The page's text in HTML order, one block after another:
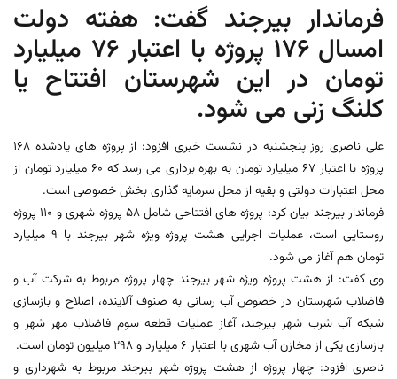
فرماندار بیرجند گفت: هفته دولت
امسال 176 پروژه با اعتبار 76 میلیارد
تومان در این شهرستان افتتاح یا
کلنگ زنی می شود.
علی ناصری روز پنجشنبه در نشست خبری افزود: از پروژه های یادشده 168
پروژه با اعتبار 67 میلیارد تومان به بهره برداری می رسد که 60 میلیارد تومان از
محل اعتبارات دولتی و بقیه از محل سرمایه گذاری بخش خصوصی است.
فرماندار بیرجند بیان کرد: پروژه های افتتاحی شامل 58 پروژه شهری و 110 پروژه
روستایی است، عملیات اجرایی هشت پروژه ویژه شهر بیرجند با 9 میلیارد
تومان هم آغاز می شود.
وی گفت: از هشت پروژه ویژه شهر بیرجند چهار پروژه مربوط به شرکت آب و
فاضلاب شهرستان در خصوص آب رسانی به صنوف آلاینده، اصلاح و بازسازی
شبکه آب شرب شهر بیرجند، آغاز عملیات قطعه سوم فاضلاب مهر شهر و
بازسازی یکی از مخازن آب شهری با اعتبار 6 میلیارد و 298 میلیون تومان است.
ناصری افزود: چهار پروژه از هشت پروژه شهر بیرجند مربوط به شهرداری و